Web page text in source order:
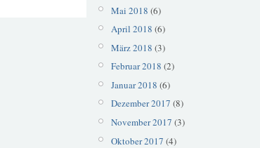
Mai 2018 (6)
April 2018 (6)
März 2018 (3)
Februar 2018 (2)
Januar 2018 (6)
Dezember 2017 (8)
November 2017 (3)
Oktober 2017 (4)